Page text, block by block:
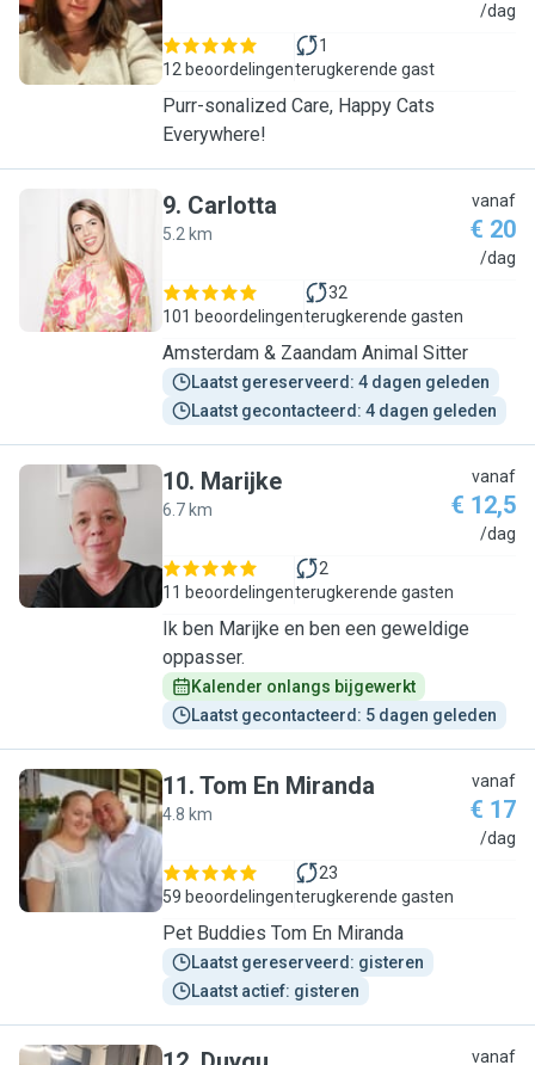
I /dag
12 beoordelingen
1
terugkerende gast
Purr-sonalized Care, Happy Cats
Everywhere!
C
9. Carlotta
5.2 km
vanaf
€ 20
/dag
101 beoordelingen
32
terugkerende gasten
Amsterdam & Zaandam Animal Sitter
Laatst gereserveerd: 4 dagen geleden
Laatst gecontacteerd: 4 dagen geleden
M
10. Marijke
6.7 km
vanaf
€ 12,5
/dag
11 beoordelingen
2
terugkerende gasten
Ik ben Marijke en ben een geweldige
oppasser.
Kalender onlangs bijgewerkt
Laatst gecontacteerd: 5 dagen geleden
T
11. Tom En Miranda
4.8 km
vanaf
€ 17
/dag
59 beoordelingen
23
terugkerende gasten
Pet Buddies Tom En Miranda
Laatst gereserveerd: gisteren
Laatst actief: gisteren
vanaf